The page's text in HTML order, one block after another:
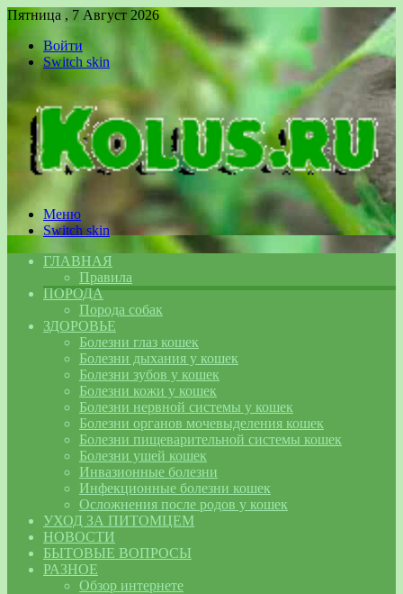
Пятница , 7 Август 2026
Войти
Switch skin
Меню
Switch skin
ГЛАВНАЯ
Правила
ПОРОДА
Порода собак
ЗДОРОВЬЕ
Болезни глаз кошек
Болезни дыхания у кошек
Болезни зубов у кошек
Болезни кожи у кошек
Болезни нервной системы у кошек
Болезни органов мочевыделения кошек
Болезни пищеварительной системы кошек
Болезни ушей кошек
Инвазионные болезни
Инфекционные болезни кошек
Осложнения после родов у кошек
УХОД ЗА ПИТОМЦЕМ
НОВОСТИ
БЫТОВЫЕ ВОПРОСЫ
РАЗНОЕ
Обзор интернете